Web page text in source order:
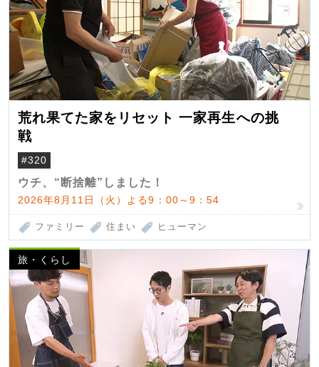
荒れ果てた家をリセット 一家再生への挑
戦
#320
ウチ、“断捨離”しました！
2026年8月11日（火）よる9：00～9：54
ファミリー 住まい ヒューマン
旅・くらし